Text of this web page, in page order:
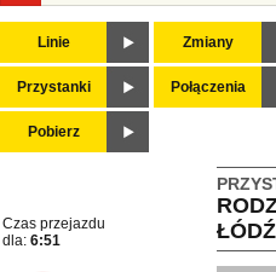
Linie Zmiany
Przystanki Połączenia
Pobierz
Czas przejazdu
dla: 6:51